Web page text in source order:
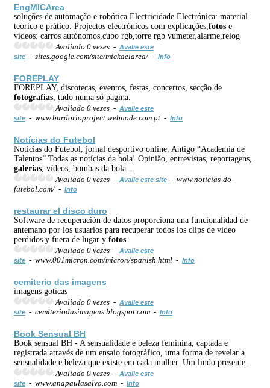
EngMICArea
soluções de automação e robótica.Electricidade Electrónica: material
teórico e prático. Projectos electrónicos com explicações, fotos e
vídeos: carros autónomos,cubo rgb,torre rgb vumeter,alarme,relog
Avaliado 0 vezes - Avalie este
site - sites.google.com/site/mickaelarea/ - Info
FOREPLAY
FOREPLAY, discotecas, eventos, festas, concertos, secção de
fotografias , tudo numa só pagina.
Avaliado 0 vezes - Avalie este
site - www.bardorioproject.webnode.com.pt - Info
Notícias do Futebol
Notícias do Futebol, jornal desportivo online. Antigo “Academia de
Talentos” Todas as notícias da bola! Opinião, entrevistas, reportagens,
galerias , vídeos, bombas da bola...
Avaliado 0 vezes - Avalie este site - www.noticias-do-
futebol.com/ - Info
restaurar el disco duro
Software de recuperación de datos proporciona una funcionalidad de
antemano por los usuarios para recuperar todos los clips de video
perdidos y fuera de lugar y fotos
Avaliado 0 vezes - Avalie este
site - www.001micron.com/micron/spanish.html - Info
cemiterio das imagens
imagens goticas
Avaliado 0 vezes - Avalie este
site - cemiteriodasimagens.blogspot.com - Info
Book Sensual BH
Book sensual BH - A sensualidade e beleza feminina, captada e
registrada através de um ensaio fotográfico, uma forma de revelar a
sensualidade e beleza que existe em cada mulher. Um lindo presente.
Avaliado 0 vezes - Avalie este
site - www.anapaulasalvo.com - Info